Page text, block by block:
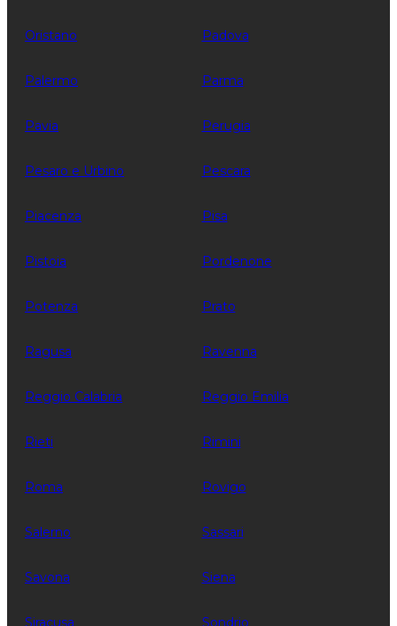
Oristano Padova
Palermo Parma
Pavia Perugia
Pesaro e Urbino Pescara
Piacenza Pisa
Pistoia Pordenone
Potenza Prato
Ragusa Ravenna
Reggio Calabria Reggio Emilia
Rieti Rimini
Roma Rovigo
Salerno Sassari
Savona Siena